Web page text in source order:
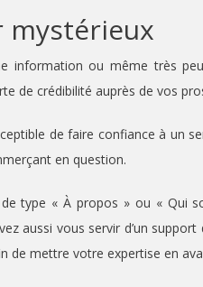
mystérieux
information ou même très
de crédibilité auprès de vos
de faire confiance à un
en question.
type « À propos » ou « Qui
aussi vous servir d’un
de mettre votre expertise en